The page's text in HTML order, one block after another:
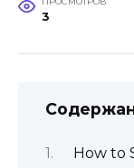
3
How to